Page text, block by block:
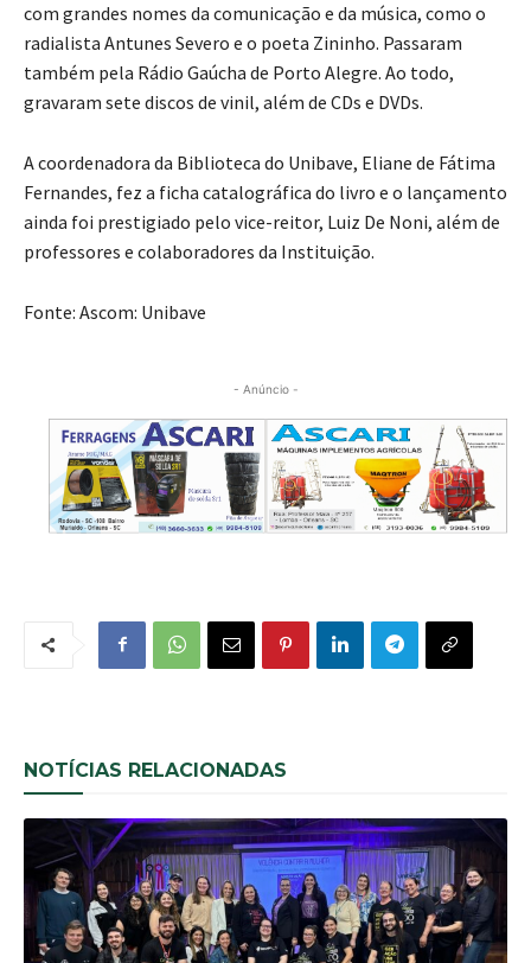
com grandes nomes da comunicação e da música, como o
radialista Antunes Severo e o poeta Zininho. Passaram
também pela Rádio Gaúcha de Porto Alegre. Ao todo,
gravaram sete discos de vinil, além de CDs e DVDs.
A coordenadora da Biblioteca do Unibave, Eliane de Fátima
Fernandes, fez a ficha catalográfica do livro e o lançamento
ainda foi prestigiado pelo vice-reitor, Luiz De Noni, além de
professores e colaboradores da Instituição.
Fonte: Ascom: Unibave
- Anúncio -
NOTÍCIAS RELACIONADAS